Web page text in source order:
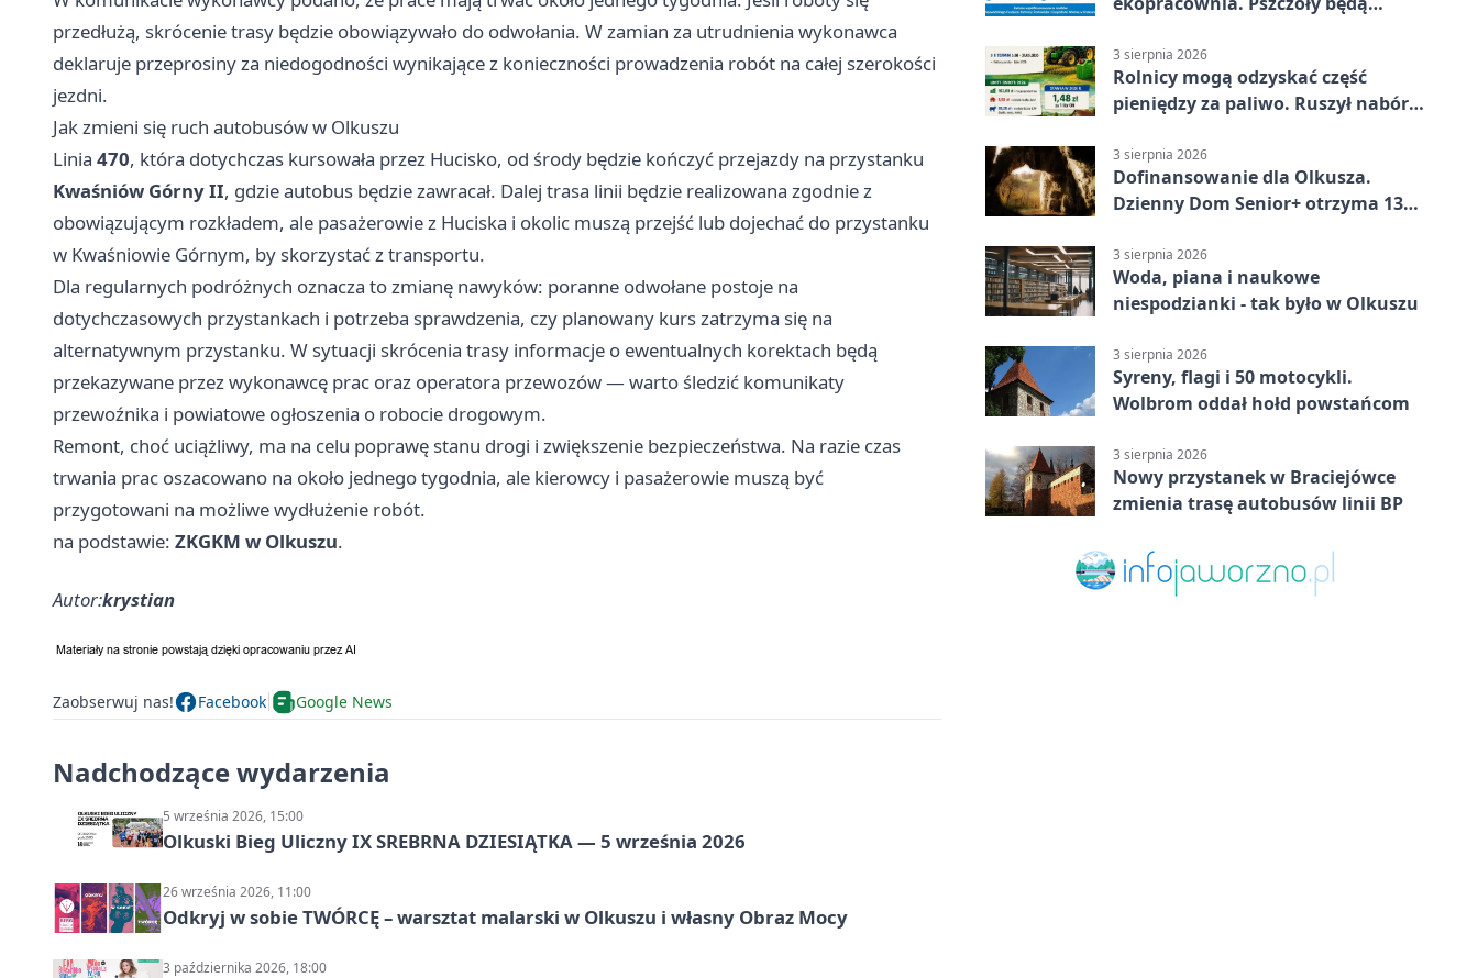
przedłużą, skrócenie trasy będzie obowiązywało do odwołania. W zamian za utrudnienia wykonawca
deklaruje przeprosiny za niedogodności wynikające z konieczności prowadzenia robót na całej szerokości
jezdni.
Jak zmieni się ruch autobusów w Olkuszu
Linia 470, która dotychczas kursowała przez Hucisko, od środy będzie kończyć przejazdy na przystanku
Kwaśniów Górny II, gdzie autobus będzie zawracał. Dalej trasa linii będzie realizowana zgodnie z
obowiązującym rozkładem, ale pasażerowie z Huciska i okolic muszą przejść lub dojechać do przystanku
w Kwaśniowie Górnym, by skorzystać z transportu.
Dla regularnych podróżnych oznacza to zmianę nawyków: poranne odwołane postoje na
dotychczasowych przystankach i potrzeba sprawdzenia, czy planowany kurs zatrzyma się na
alternatywnym przystanku. W sytuacji skrócenia trasy informacje o ewentualnych korektach będą
przekazywane przez wykonawcę prac oraz operatora przewozów — warto śledzić komunikaty
przewoźnika i powiatowe ogłoszenia o robocie drogowym.
Remont, choć uciążliwy, ma na celu poprawę stanu drogi i zwiększenie bezpieczeństwa. Na razie czas
trwania prac oszacowano na około jednego tygodnia, ale kierowcy i pasażerowie muszą być
przygotowani na możliwe wydłużenie robót.
na podstawie: ZKGKM w Olkuszu.
Autor:krystian
Zaobserwuj nas! Facebook Google News
Nadchodzące wydarzenia
5 września 2026, 15:00
Olkuski Bieg Uliczny IX SREBRNA DZIESIĄTKA — 5 września 2026
26 września 2026, 11:00
Odkryj w sobie TWÓRCĘ – warsztat malarski w Olkuszu i własny Obraz Mocy
3 października 2026, 18:00
3 sierpnia 2026
Rolnicy mogą odzyskać część
pieniędzy za paliwo. Ruszył nabór
3 sierpnia 2026
Dofinansowanie dla Olkusza.
Dzienny Dom Senior+ otrzyma 134
3 sierpnia 2026
Woda, piana i naukowe
niespodzianki - tak było w Olkuszu
3 sierpnia 2026
Syreny, flagi i 50 motocykli.
Wolbrom oddał hołd powstańcom
3 sierpnia 2026
Nowy przystanek w Braciejówce
zmienia trasę autobusów linii BP